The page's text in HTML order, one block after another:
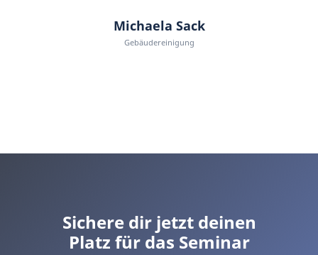
Michaela Sack
Gebäudereinigung
Sichere dir jetzt deinen
Platz für das Seminar